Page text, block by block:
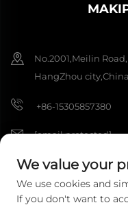
No.2001,Meilin
HangZhou city,China
+86-15305857380
[email protected]
Copyright © 2026
We value your
We use cookies and
If you don't want to